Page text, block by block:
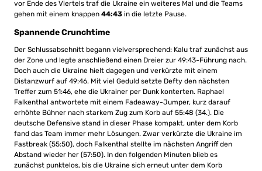
vor Ende des Viertels traf die Ukraine ein weiteres Mal und die Teams
gehen mit einem knappen 44:43 in die letzte Pause.
Spannende Crunchtime
Der Schlussabschnitt begann vielversprechend: Kalu traf zunächst aus
der Zone und legte anschließend einen Dreier zur 49:43-Führung nach.
Doch auch die Ukraine hielt dagegen und verkürzte mit einem
Distanzwurf auf 49:46. Mit viel Geduld setzte Defty den nächsten
Treffer zum 51:46, ehe die Ukrainer per Dunk konterten. Raphael
Falkenthal antwortete mit einem Fadeaway-Jumper, kurz darauf
erhöhte Bühner nach starkem Zug zum Korb auf 55:48 (34.). Die
deutsche Defensive stand in dieser Phase kompakt, unter dem Korb
fand das Team immer mehr Lösungen. Zwar verkürzte die Ukraine im
Fastbreak (55:50), doch Falkenthal stellte im nächsten Angriff den
Abstand wieder her (57:50). In den folgenden Minuten blieb es
zunächst punktelos, bis die Ukraine sich erneut unter dem Korb